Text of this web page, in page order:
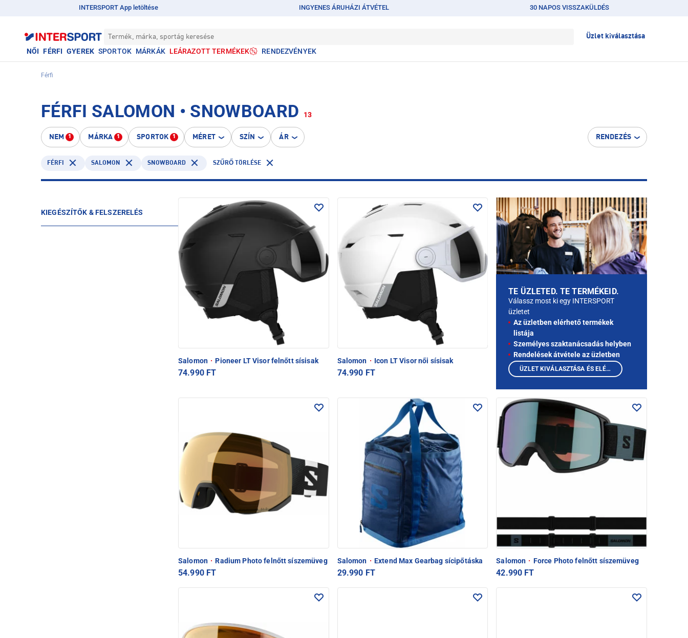
INTERSPORT App letöltése INGYENES ÁRUHÁZI ÁTVÉTEL 30 NAPOS VISSZAKÜLDÉS
Termék, márka, sportág keresése Üzlet kiválasztása
NŐI FÉRFI GYEREK SPORTOK MÁRKÁK LEÁRAZOTT TERMÉKEK RENDEZVÉNYEK
Férfi
FÉRFI SALOMON • SNOWBOARD 13
NEM 1 MÁRKA 1 SPORTOK 1 MÉRET SZÍN ÁR RENDEZÉS
FÉRFI SALOMON SNOWBOARD SZŰRŐ TÖRLÉSE
KIEGÉSZÍTŐK & FELSZERELÉS
Salomon · Pioneer LT Visor felnőtt sísisak
74.990 FT
Salomon · Icon LT Visor női sísisak
74.990 FT
Salomon · Radium Photo felnőtt síszemüveg
54.990 FT
Salomon · Extend Max Gearbag sícipőtáska
29.990 FT
Salomon · Force Photo felnőtt síszemüveg
42.990 FT
TE ÜZLETED. TE TERMÉKEID.
Válassz most ki egy INTERSPORT
üzletet
Az üzletben elérhető termékek
listája
Személyes szaktanácsadás helyben
Rendelések átvétele az üzletben
ÜZLET KIVÁLASZTÁSA ÉS ELÉRHETŐ TERMÉKEK MEGTEKINTÉSE